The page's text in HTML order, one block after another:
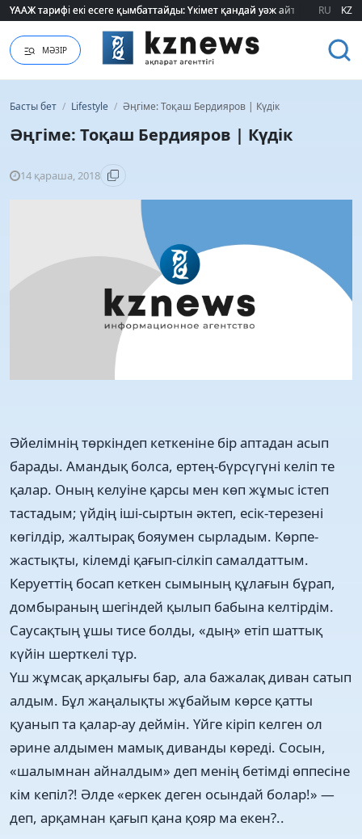
ҮААЖ тарифі екі есеге қымбаттайды: Үкімет қандай уәж айтады?
ҮААЖ тарифі екі есеге қымбаттайды: Үкімет қандай уәж айтады? RU KZ
МӘЗІР
Басты бет / Lifestyle / Әңгіме: Тоқаш Бердияров | Күдік
Әңгіме: Тоқаш Бердияров | Күдік
14 қараша, 2018
Әйелімнің төркіндеп кеткеніне бір аптадан асып
барады. Амандық болса, ертең-бүрсүгүні келіп те
қалар. Оның келуіне қарсы мен көп жұмыс істеп
тастадым; үйдің іші-сыртын әктеп, есік-терезені
көгілдір, жалтырақ бояумен сырладым. Көрпе-
жастықты, кілемді қағып-сілкіп самалдаттым.
Керуеттің босап кеткен сымының құлағын бұрап,
домбыраның шегіндей қылып бабына келтірдім.
Саусақтың ұшы тисе болды, «дың» етіп шаттық
күйін шерткелі тұр.
Үш жұмсақ арқалығы бар, ала бажалақ диван сатып
алдым. Бұл жаңалықты жұбайым көрсе қатты
қуанып та қалар-ау деймін. Үйге кіріп келген ол
әрине алдымен мамық диванды көреді. Сосын,
«шалымнан айналдым» деп менің бетімді өппесіне
кім кепіл?! Әлде «еркек деген осындай болар!» —
деп, арқамнан қағып қана қояр ма екен?..